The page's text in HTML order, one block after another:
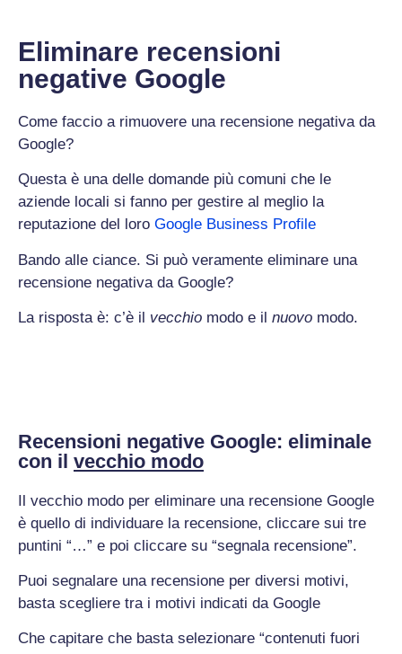
Eliminare recensioni
negative Google
Come faccio a rimuovere una recensione negativa da
Google?
Questa è una delle domande più comuni che le
aziende locali si fanno per gestire al meglio la
reputazione del loro Google Business Profile
Bando alle ciance. Si può veramente eliminare una
recensione negativa da Google?
La risposta è: c’è il vecchio modo e il nuovo modo.
Recensioni negative Google: eliminale
con il vecchio modo
Il vecchio modo per eliminare una recensione Google
è quello di individuare la recensione, cliccare sui tre
puntini “…” e poi cliccare su “segnala recensione”.
Puoi segnalare una recensione per diversi motivi,
basta scegliere tra i motivi indicati da Google
Che capitare che basta selezionare “contenuti fuori